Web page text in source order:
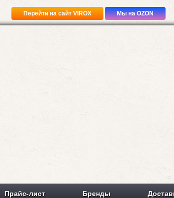
Перейти на сайт VIROX Мы на OZON
Прайс-лист Бренды